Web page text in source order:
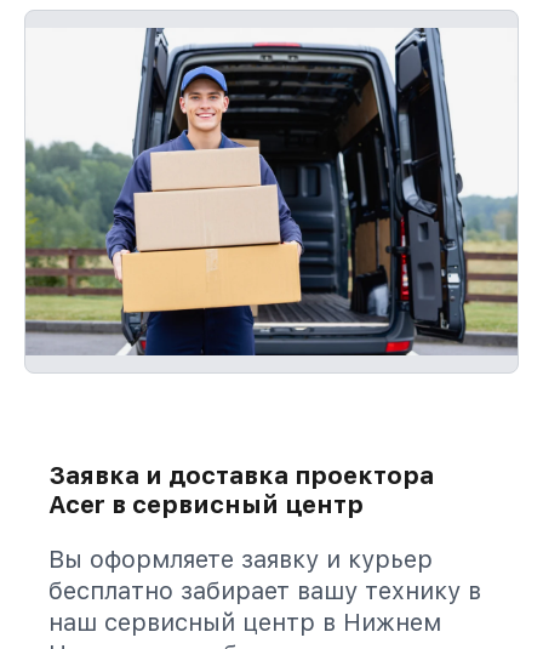
Заявка и доставка проектора
Acer в сервисный центр
Вы оформляете заявку и курьер
бесплатно забирает вашу технику в
наш сервисный центр в Нижнем